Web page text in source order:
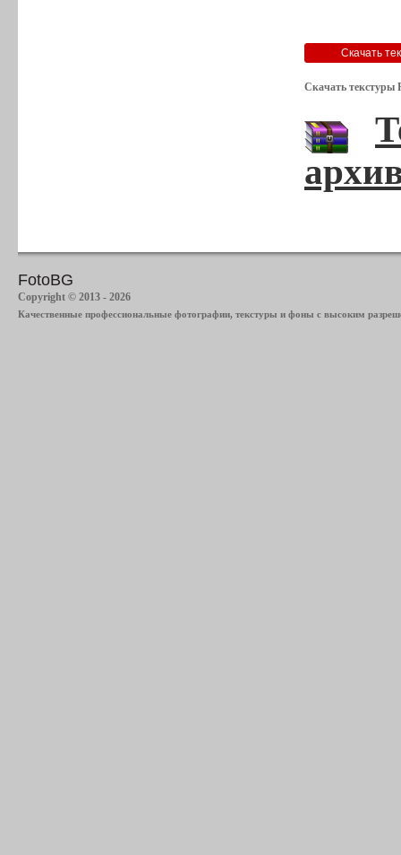
Скачать текстуры
FotoBG
Copyright © 2013 - 2026
Качественные профессиональные фотографии, текстуры и фоны с высоким